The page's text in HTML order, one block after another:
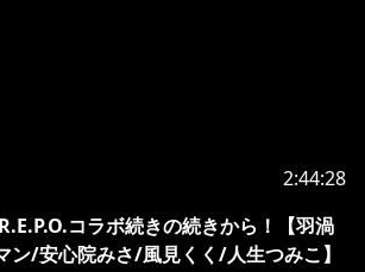
2:44:28
R.E.P.O.コラボ続きの続きから！【羽渦
ン/安心院みさ/風見くく/人生つみこ】